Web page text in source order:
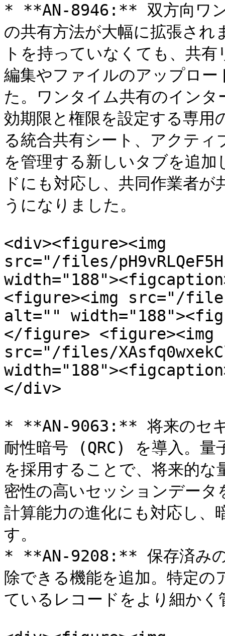
* **AN-8946:** 双方向ワン
の共有方法が大幅に拡張さ
トを持っていなくても、共
編集やファイルのアップロ
た。ワンタイム共有のイン
効期限と権限を設定する専用
る統合共有シート、アクテ
を管理する新しいタブを追
ドにも対応し、共同作業者
うになりました。
<div><figure><img
src="/files/
<figure><img src="/
alt=""
</figure> <figure><img
src="/files/
</div>
* **AN-9063:** 将来のセキ
耐性暗号 (QRC) を導入。量
を採用することで、将来的
密性の高いセッションデー
計算能力の進化にも対応し、
す。
* **AN-9208:** 保存済みの
除できる機能を追加。特定
ているレコードをより細かく